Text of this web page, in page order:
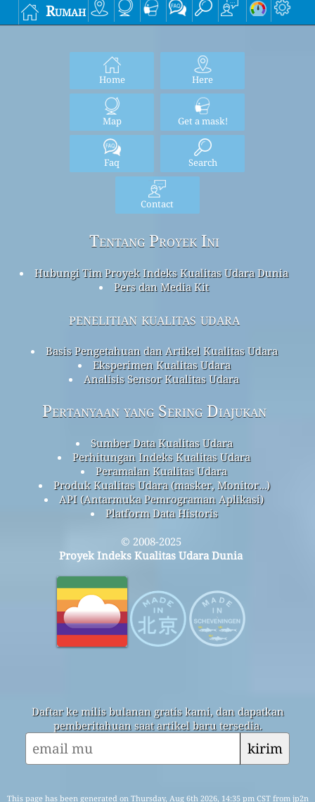
Rumah
Home Here
Map Get a mask!
Faq Search
Contact
Tentang Proyek Ini
Hubungi Tim Proyek Indeks Kualitas Udara Dunia
Pers dan Media Kit
penelitian kualitas udara
Basis Pengetahuan dan Artikel Kualitas Udara
Eksperimen Kualitas Udara
Analisis Sensor Kualitas Udara
Pertanyaan yang Sering Diajukan
Sumber Data Kualitas Udara
Perhitungan Indeks Kualitas Udara
Peramalan Kualitas Udara
Produk Kualitas Udara (masker, Monitor…)
API (Antarmuka Pemrograman Aplikasi)
Platform Data Historis
© 2008-2025
Proyek Indeks Kualitas Udara Dunia
Daftar ke milis bulanan gratis kami, dan dapatkan
pemberitahuan saat artikel baru tersedia.
kirim
This page has been generated on Thursday, Aug 6th 2026, 14:35 pm CST from jp2n